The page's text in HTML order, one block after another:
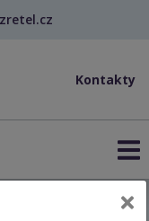
Kontakty